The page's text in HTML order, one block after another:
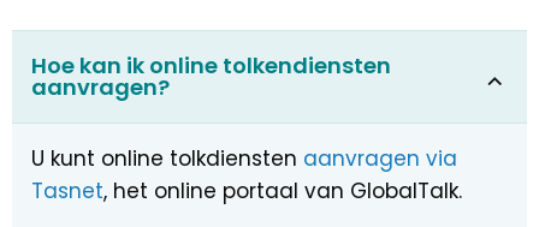
Hoe kan ik online tolkendiensten
aanvragen?
U kunt online tolkdiensten aanvragen via
Tasnet, het online portaal van GlobalTalk.